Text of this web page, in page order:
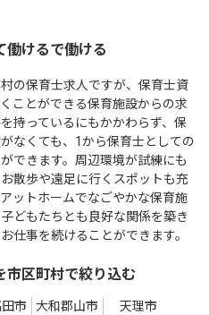
働けるで働ける
の保育士求人ですが、保育士資
ことができる保育施設からの求
持っているにもかかわらず、保
なくても、1から保育士としての
できます。周辺環境が試練にも
散歩や遠足に行くスポットも充
ットホームでなごやかな保育施
どもたちとも良好な関係を築き
仕事を続けることができます。
市区町村で絞り込む
市 大和郡山市
天理市